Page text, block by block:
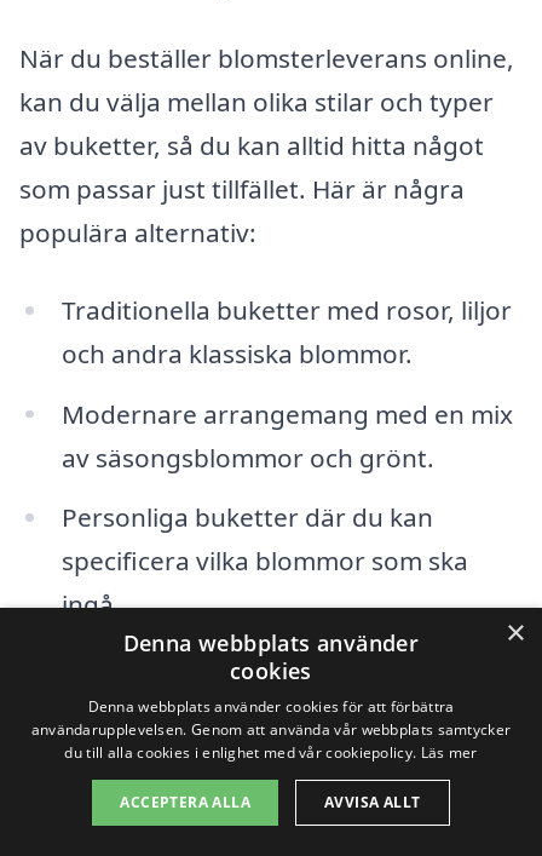
När du beställer blomsterleverans online,
kan du välja mellan olika stilar och typer
av buketter, så du kan alltid hitta något
som passar just tillfället. Här är några
populära alternativ:
Traditionella buketter med rosor, liljor
och andra klassiska blommor.
Modernare arrangemang med en mix
av säsongsblommor och grönt.
Personliga buketter där du kan
specificera vilka blommor som ska
ingå.
Presentkorgar som innehåller
blommor samt andra gåvor, som
choklad eller vin.
Genom att använda blomsterbud-samma-
×
Denna webbplats använder
cookies
Denna webbplats använder cookies för att förbättra
användarupplevelsen. Genom att använda vår webbplats samtycker
du till alla cookies i enlighet med vår cookiepolicy. Läs mer
ACCEPTERA ALLA AVVISA ALLT